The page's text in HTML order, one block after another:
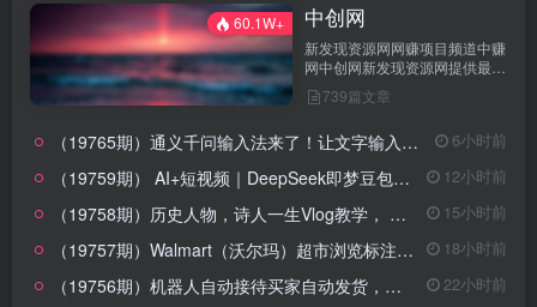
60.1W+ 中创网
新发现资源网网赚项目频道中赚
网中创网新发现资源网提供最新
前沿网赚项目,每日更新最全网
赚技巧和免费赚钱项目,告诉小
创网少走弯路的网赚平台。
739篇文章
（19765期）通义千问输入法来了！让文字输入变得如此简单，最快 300 字/分，AI 自动润色，说话秒变工整文字 6小时前
（19759期） AI+短视频｜DeepSeek即梦豆包小云雀全工具教学，从账号定位到剪映剪辑，零基础也能快速上手做爆款 12小时前
（19758期）历史人物，诗人一生Vlog教学， AI制作丨伙伴计划丨精选收益丨商单收徒 ，新领域红利期，抓紧做 15小时前
（19757期）Walmart（沃尔玛）超市浏览标注项目，单账号日收益20+ 单电脑日收益可达1000+带分佣机制 18小时前
（19756期）机器人自动接待买家自动发货，跟着系统学拼多多虚拟月入1-5万 22小时前